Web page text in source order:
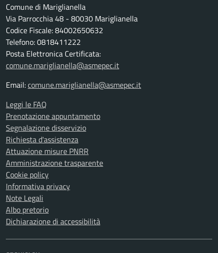
Comune di Mariglianella
Via Parrocchia 48 - 80030 Mariglianella
Codice Fiscale: 84002650632
Telefono: 0818411222
Posta Elettronica Certificata:
comune.mariglianella@asmepec.it
Email:comune.mariglianella@asmepec.it
Leggi le FAQ
Prenotazione appuntamento
Segnalazione disservizio
Richiesta d'assistenza
Attuazione misure PNRR
Amministrazione trasparente
Cookie policy
Informativa privacy
Note Legali
Albo pretorio
Dichiarazione di accessibilità